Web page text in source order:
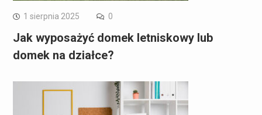
1 sierpnia 2025 0
Jak wyposażyć domek letniskowy lub
domek na działce?